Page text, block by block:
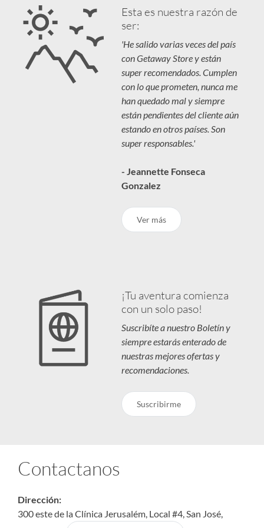
Esta es nuestra razón de
ser:
'He salido varias veces del país
con Getaway Store y están
super recomendados. Cumplen
con lo que prometen, nunca me
han quedado mal y siempre
están pendientes del cliente aún
estando en otros países. Son
super responsables.'
- Jeannette Fonseca
Gonzalez
Ver más
¡Tu aventura comienza
con un solo paso!
Suscribíte a nuestro Boletín y
siempre estarás enterado de
nuestras mejores ofertas y
recomendaciones.
Suscribirme
Contactanos
Dirección:
300 este de la Clínica Jerusalém, Local #4, San José,